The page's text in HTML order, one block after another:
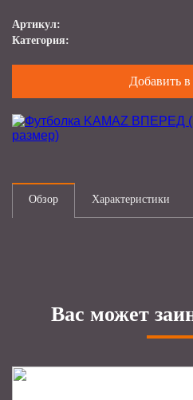
Артикул:
Категория:
Добавить в
Обзор Характеристики
Вас может